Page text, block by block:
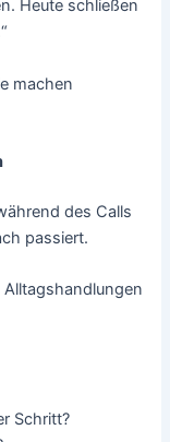
Heute schließen
machen
des Calls
passiert.
Schritt?